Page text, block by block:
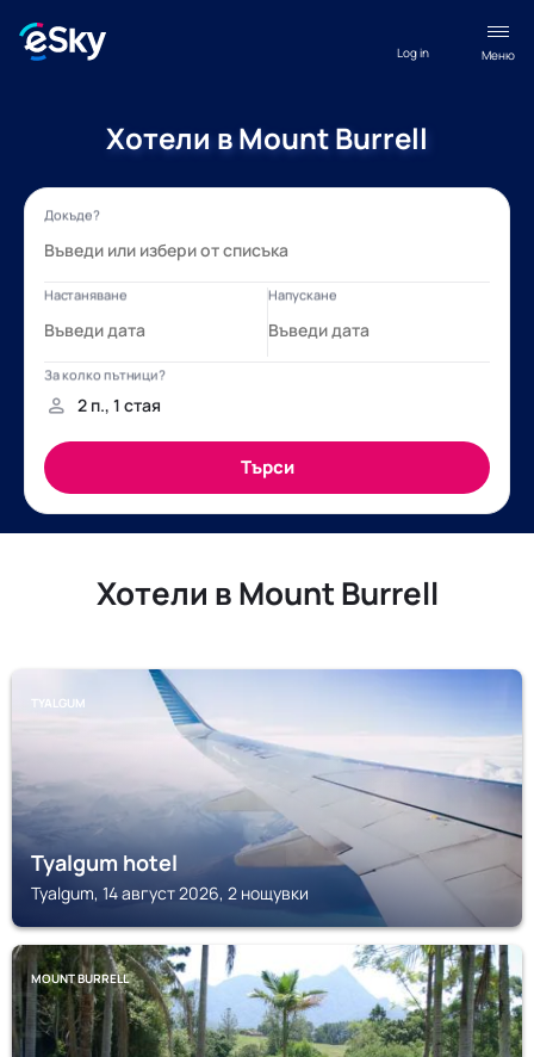
Меню
Log in
Хотели в Mount Burrell
Хотели в Mount Burrell
TYALGUM
Tyalgum hotel
Tyalgum, 14 август 2026, 2 нощувки
MOUNT BURRELL